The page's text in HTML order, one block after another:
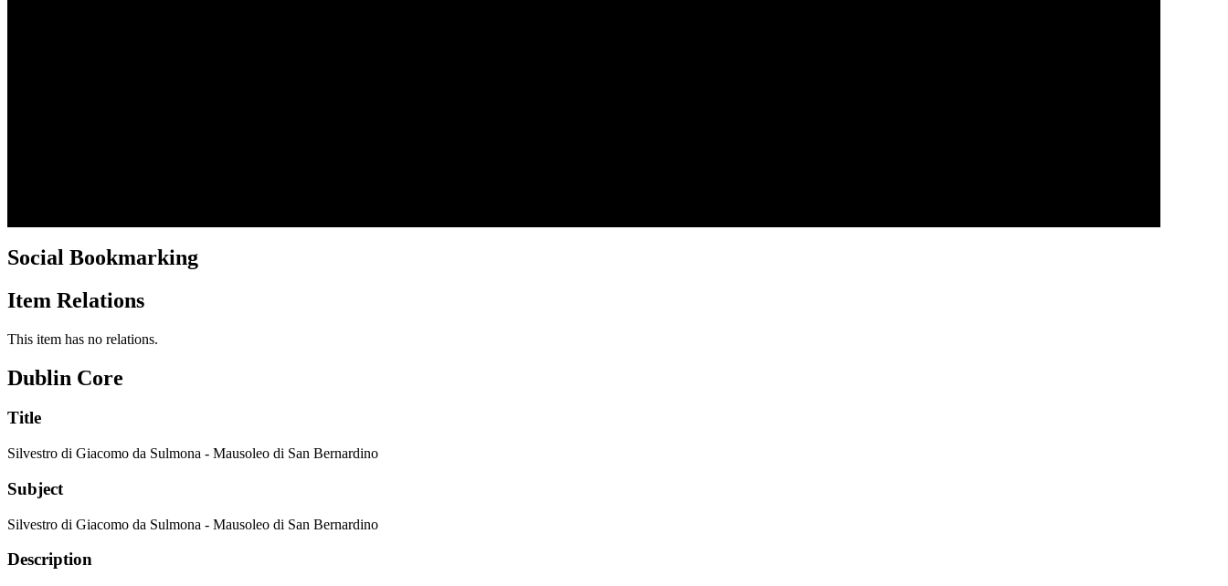
Social Bookmarking
Item Relations
This item has no relations.
Dublin Core
Title
Silvestro di Giacomo da Sulmona - Mausoleo di San Bernardino
Subject
Silvestro di Giacomo da Sulmona - Mausoleo di San Bernardino
Description